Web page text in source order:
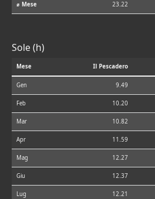
⌀ Mese 23.22
Sole (h)
Mese Il Pescadero
Gen 9.49
Feb 10.20
Mar 10.82
Apr 11.59
Mag 12.27
Giu 12.37
Lug 12.21